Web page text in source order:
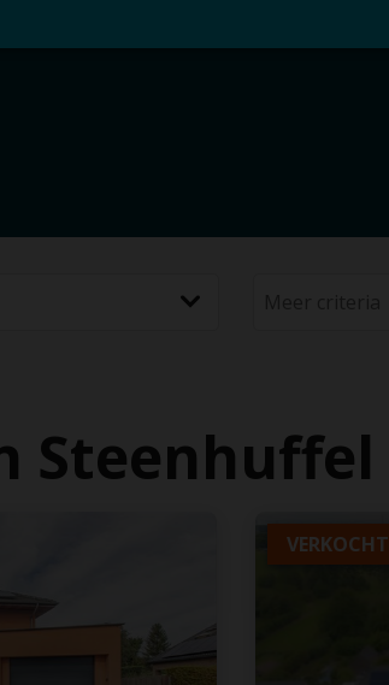
Steenhuffel
VERKOCHT